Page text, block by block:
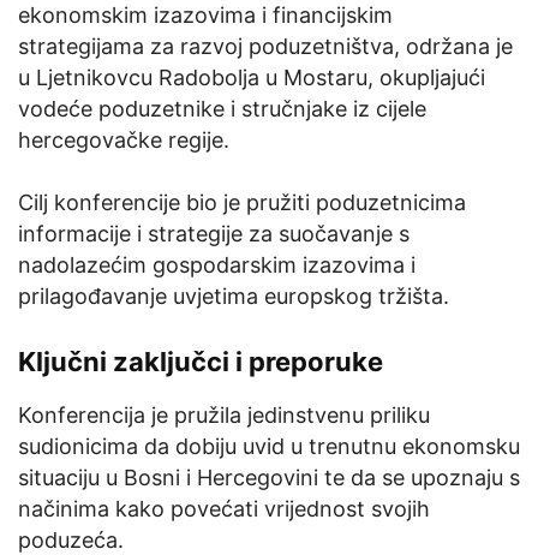
ekonomskim izazovima i financijskim
strategijama za razvoj poduzetništva, održana je
u Ljetnikovcu Radobolja u Mostaru, okupljajući
vodeće poduzetnike i stručnjake iz cijele
hercegovačke regije.
Cilj konferencije bio je pružiti poduzetnicima
informacije i strategije za suočavanje s
nadolazećim gospodarskim izazovima i
prilagođavanje uvjetima europskog tržišta.
Ključni zaključci i preporuke
Konferencija je pružila jedinstvenu priliku
sudionicima da dobiju uvid u trenutnu ekonomsku
situaciju u Bosni i Hercegovini te da se upoznaju s
načinima kako povećati vrijednost svojih
poduzeća.